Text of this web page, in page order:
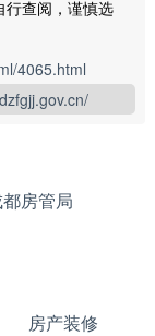
行查阅，谨慎选
4065.html
房管局
房产装修